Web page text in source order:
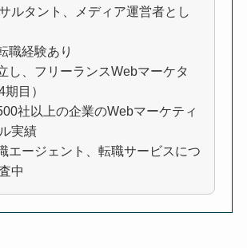
ルタント、メディア運営者とし
職経験あり
し、フリーランスWebマーケタ
目）
社以上の企業のWebマーケティ
実績
エージェント、転職サービスにつ
中